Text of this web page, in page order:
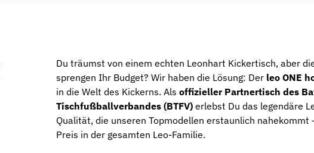
Du träumst von einem echten Leonhart Kickertisch, aber
sprengen Ihr Budget? Wir haben die Lösung: Der leo ONE
in die Welt des Kickerns. Als offizieller Partnertisch des
Tischfußballverbandes (BTFV) erlebst Du das legendäre
Qualität, die unseren Topmodellen erstaunlich nahekommt
Preis in der gesamten Leo-Familie.